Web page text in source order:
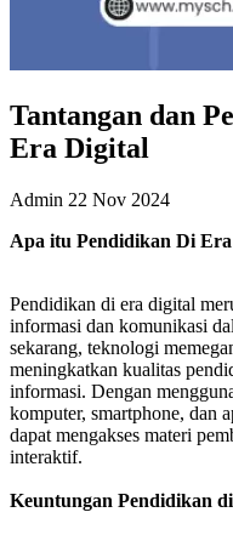
Tantangan dan
Era Digital
Admin 22 Nov 2024
Apa itu Pendidikan Di
Pendidikan di era digital
informasi dan komunikasi
sekarang, teknologi
meningkatkan kualitas
informasi. Dengan
komputer, smartphone, dan
dapat mengakses materi
interaktif.
Keuntungan Pendidikan